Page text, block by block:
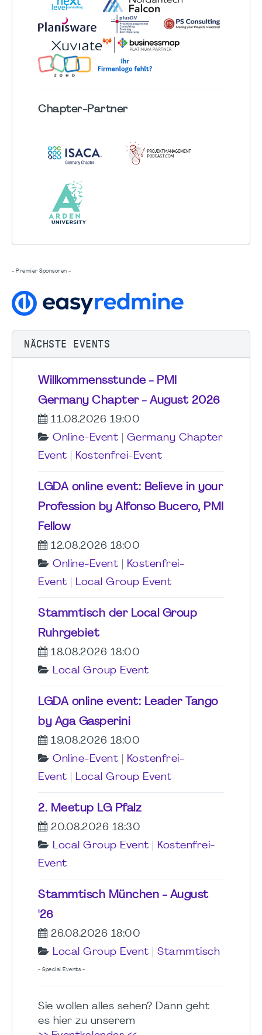
Chapter-Partner
- Premier Sponsoren -
NÄCHSTE EVENTS
Willkommensstunde - PMI
Germany Chapter - August 2026
11.08.2026 19:00
Online-Event
Germany Chapter
Event
Kostenfrei-Event
LGDA online event: Believe in your
Profession by Alfonso Bucero, PMI
Fellow
12.08.2026 18:00
Online-Event
Kostenfrei-
Event
Local Group Event
Stammtisch der Local Group
Ruhrgebiet
18.08.2026 18:00
Local Group Event
LGDA online event: Leader Tango
by Aga Gasperini
19.08.2026 18:00
Online-Event
Kostenfrei-
Event
Local Group Event
2. Meetup LG Pfalz
20.08.2026 18:30
Local Group Event
Kostenfrei-
Event
Stammtisch München - August
'26
26.08.2026 18:00
Local Group Event
Stammtisch
- Special Events -
Sie wollen alles sehen? Dann geht
es hier zu unserem